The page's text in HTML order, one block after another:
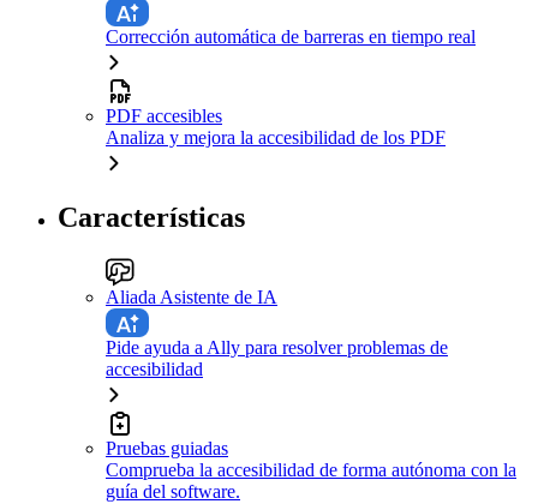
Corrección automática de barreras en tiempo real
PDF accesibles
Analiza y mejora la accesibilidad de los PDF
Características
Aliada Asistente de IA
Pide ayuda a Ally para resolver problemas de
accesibilidad
Pruebas guiadas
Comprueba la accesibilidad de forma autónoma con la
guía del software.